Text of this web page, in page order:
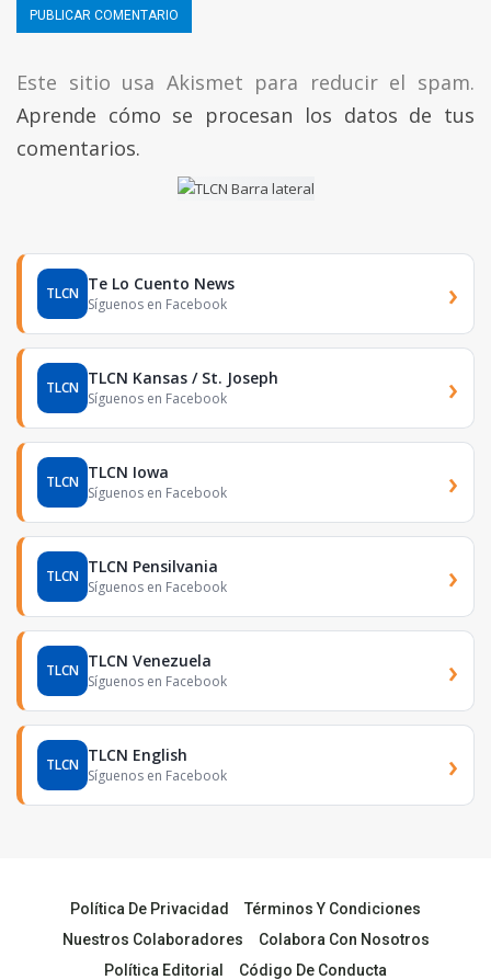
Este sitio usa Akismet para reducir el spam.
Aprende cómo se procesan los datos de tus
comentarios.
TLCN Te Lo Cuento News
Síguenos en Facebook ›
TLCN TLCN Kansas / St. Joseph
Síguenos en Facebook ›
TLCN TLCN Iowa
Síguenos en Facebook ›
TLCN TLCN Pensilvania
Síguenos en Facebook ›
TLCN TLCN Venezuela
Síguenos en Facebook ›
TLCN TLCN English
Síguenos en Facebook ›
Política De Privacidad
Términos Y Condiciones
Nuestros Colaboradores
Colabora Con Nosotros
Política Editorial
Código De Conducta